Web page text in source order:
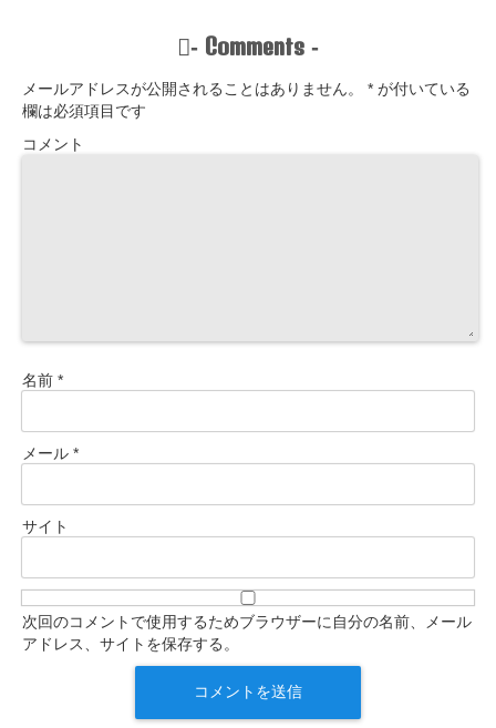
- Comments -
メールアドレスが公開されることはありません。 * が付いている
欄は必須項目です
コメント
名前 *
メール *
サイト
次回のコメントで使用するためブラウザーに自分の名前、メール
アドレス、サイトを保存する。